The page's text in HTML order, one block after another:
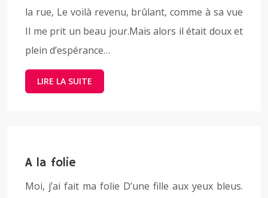
la rue, Le voilà revenu, brûlant, comme à sa vue
Il me prit un beau jour.Mais alors il était doux et
plein d’espérance…
LIRE LA SUITE
A la folie
Moi, j’ai fait ma folie D’une fille aux yeux bleus.